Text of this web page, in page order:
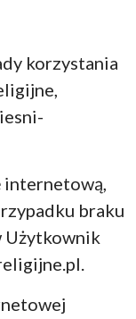
korzystania
internetową,
braku
Użytkownik